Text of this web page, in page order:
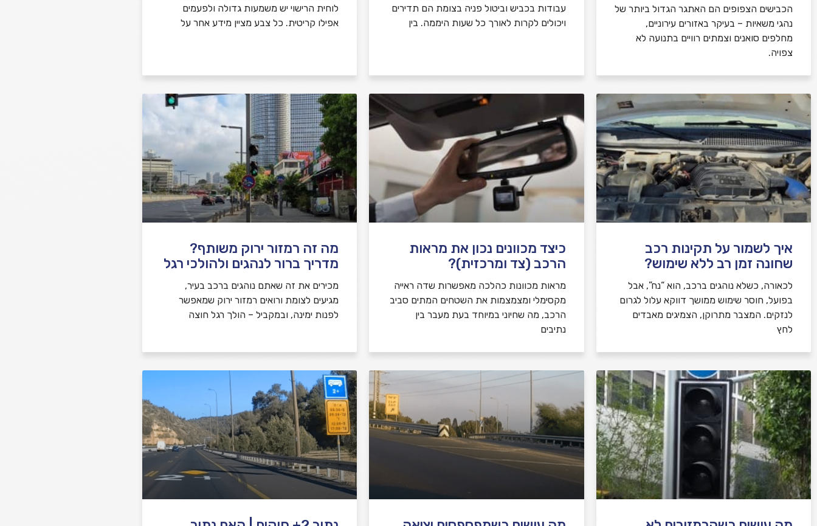
הכבישים הצפופים הם האתגר הגדול ביותר של
נהגי משאיות – בעיקר באזורים עירוניים,
מחלפים סואנים וצמתים רוויים בתנועה לא
צפויה.
עבודות בכביש וביטול פניה בצומת הם תדירים
ויכולים לקרות לאורך כל שעות היממה. בין
לוחית הרישוי יש משמעות גדולה ולפעמים
אפילו קריטית. כל צבע מציין מידע אחר על
איך לשמור על תקינות רכב
שחונה זמן רב ללא שימוש?
לכאורה, כשלא נוהגים ברכב, הוא “נח”, אבל
בפועל, חוסר שימוש ממושך דווקא עלול לגרום
לנזקים. המצבר מתרוקן, הצמיגים מאבדים
לחץ
כיצד מכוונים נכון את מראות
הרכב (צד ומרכזית)?
מראות מכוונות כהלכה מאפשרות שדה ראייה
מקסימלי ומצמצמות את השטחים המתים סביב
הרכב, מה שחיוני במיוחד בעת מעבר בין
נתיבים
מה זה רמזור ירוק משותף?
מדריך ברור לנהגים ולהולכי רגל
מכירים את זה שאתם נוהגים ברכב בעיר,
מגיעים לצומת ורואים רמזור ירוק שמאפשר
לפנות ימינה, ובמקביל – הולך רגל חוצה